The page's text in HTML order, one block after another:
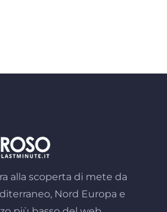
alla scoperta di mete da
Nord Europa e